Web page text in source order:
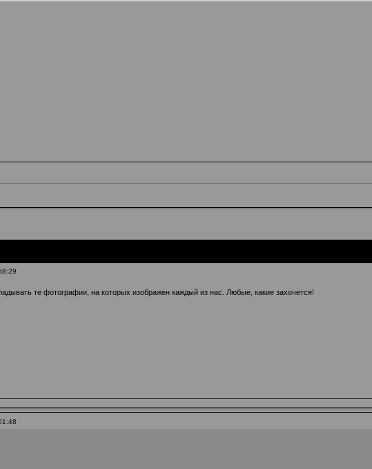
те фотографии, на которых изображен каждый из нас. Любые, какие захочется!